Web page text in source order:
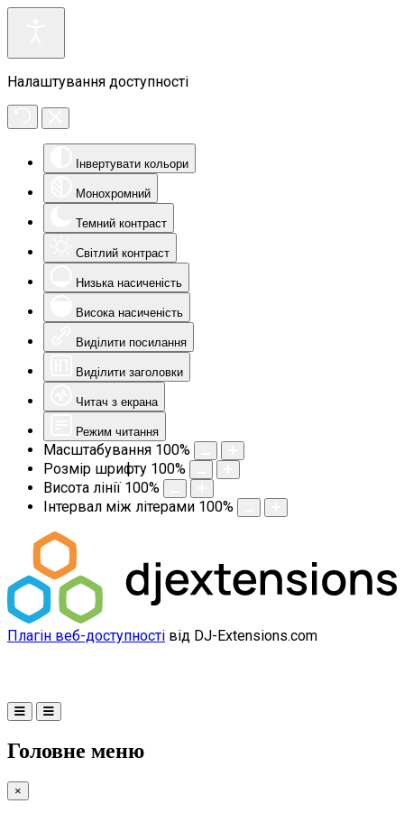
Налаштування доступності
Інвертувати кольори
Монохромний
Темний контраст
Світлий контраст
Низька насиченість
Висока насиченість
Виділити посилання
Виділити заголовки
Читач з екрана
Режим читання
Масштабування 100%
Розмір шрифту 100%
Висота лінії 100%
Інтервал між літерами 100%
Плагін веб-доступності від DJ-Extensions.com
Головне меню
×